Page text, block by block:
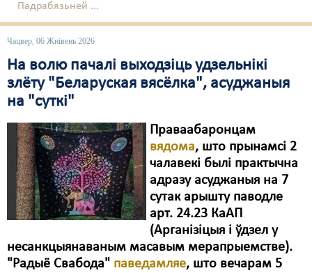
Падрабязьней ...
Чацвер, 06 Жнівень 2026
На волю пачалі выходзіць удзельнікі
злёту "Беларуская вясёлка", асуджаныя
на "суткі"
Праваабаронцам
вядома, што прынамсі 2
чалавекі былі практычна
адразу асуджаныя на 7
сутак арышту паводле
арт. 24.23 КаАП
(Арганізіцыя і ўдзел у
несанкцыянаваным масавым мерапрыемстве).
"Радыё Свабода" паведамляе, што вечарам 5
Сацыяльныя правы